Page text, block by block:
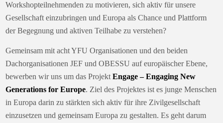
Workshopteilnehmenden zu motivieren, sich aktiv für unsere
Gesellschaft einzubringen und Europa als Chance und Plattform
der Begegnung und aktiven Teilhabe zu verstehen?
Gemeinsam mit acht YFU Organisationen und den beiden
Dachorganisationen JEF und OBESSU auf europäischer Ebene,
bewerben wir uns um das ProjektEngage – Engaging New
Generations for Europe. Ziel des Projektes ist es junge Menschen
in Europa darin zu stärkten sich aktiv für ihre Zivilgesellschaft
einzusetzen und gemeinsam Europa zu gestalten. Es geht darum